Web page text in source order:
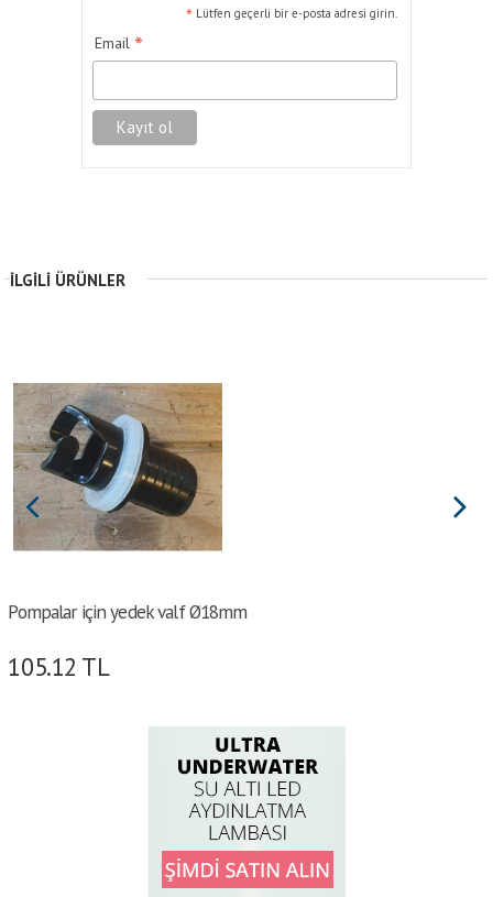
* Lütfen geçerli bir e-posta adresi girin.
Email *
İLGILI ÜRÜNLER
Pompalar için yedek valf Ø18mm
105.12 TL